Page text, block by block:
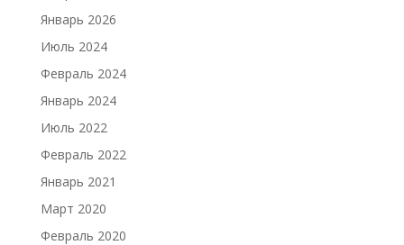
Январь 2026
Июль 2024
Февраль 2024
Январь 2024
Июль 2022
Февраль 2022
Январь 2021
Март 2020
Февраль 2020